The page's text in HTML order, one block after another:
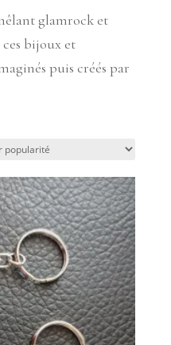
glamrock et
bijoux et
puis créés par